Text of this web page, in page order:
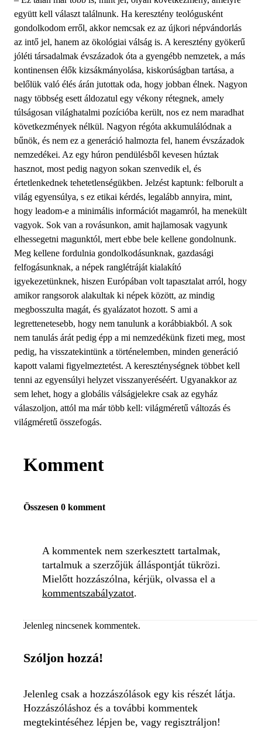
együtt kell választ találnunk. Ha keresztény teológusként
gondolkodom erről, akkor nemcsak ez az újkori népvándorlás
az intő jel, hanem az ökológiai válság is. A keresztény gyökerű
jóléti társadalmak évszázadok óta a gyengébb nemzetek, a más
kontinensen élők kizsákmányolása, kiskorúságban tartása, a
belőlük való élés árán jutottak oda, hogy jobban élnek. Nagyon
nagy többség esett áldozatul egy vékony rétegnek, amely
túlságosan világhatalmi pozícióba került, nos ez nem maradhat
következmények nélkül. Nagyon régóta akkumulálódnak a
bűnök, és nem ez a generáció halmozta fel, hanem évszázadok
nemzedékei. Az egy húron pendülésből kevesen húztak
hasznot, most pedig nagyon sokan szenvedik el, és
értetlenkednek tehetetlenségükben. Jelzést kaptunk: felborult a
világ egyensúlya, s ez etikai kérdés, legalább annyira, mint,
hogy leadom-e a minimális információt magamról, ha menekült
vagyok. Sok van a rovásunkon, amit hajlamosak vagyunk
elhessegetni magunktól, mert ebbe bele kellene gondolnunk.
Meg kellene fordulnia gondolkodásunknak, gazdasági
felfogásunknak, a népek ranglétráját kialakító
igyekezetünknek, hiszen Európában volt tapasztalat arról, hogy
amikor rangsorok alakultak ki népek között, az mindig
megbosszulta magát, és gyalázatot hozott. S ami a
legrettenetesebb, hogy nem tanulunk a korábbiakból. A sok
nem tanulás árát pedig épp a mi nemzedékünk fizeti meg, most
pedig, ha visszatekintünk a történelemben, minden generáció
kapott valami figyelmeztetést. A kereszténységnek többet kell
tenni az egyensúlyi helyzet visszanyeréséért. Ugyanakkor az
sem lehet, hogy a globális válságjelekre csak az egyház
válaszoljon, attól ma már több kell: világméretű változás és
világméretű összefogás.
Komment
Összesen 0 komment
A kommentek nem szerkesztett tartalmak,
tartalmuk a szerzőjük álláspontját tükrözi.
Mielőtt hozzászólna, kérjük, olvassa el a
kommentszabályzatot.
Jelenleg nincsenek kommentek.
Szóljon hozzá!
Jelenleg csak a hozzászólások egy kis részét látja.
Hozzászóláshoz és a további kommentek
megtekintéséhez lépjen be, vagy regisztráljon!